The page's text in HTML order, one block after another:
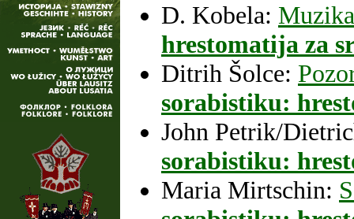
D. Kobela:
hrestomatija za
Ditrih Šolce:
sorabistiku:
John Petrik/
sorabistiku:
Maria Mirtschin: